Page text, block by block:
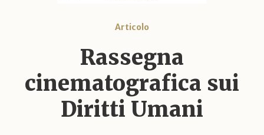
Articolo
Rassegna
cinematografica sui
Diritti Umani